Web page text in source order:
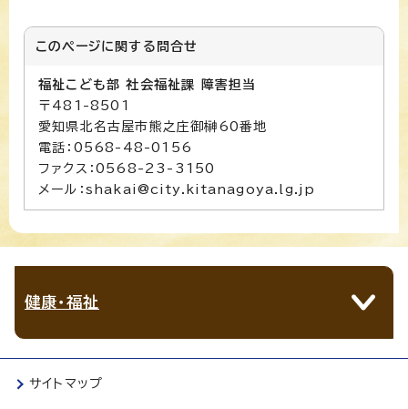
このページに関する 問合せ
福祉こども部 社会福祉課 障害担当
〒481-8501
愛知県北名古屋市熊之庄御榊60番地
電話：0568-48-0156
ファクス：0568-23-3150
メール：shakai@city.kitanagoya.lg.jp
健康・福祉
サイトマップ